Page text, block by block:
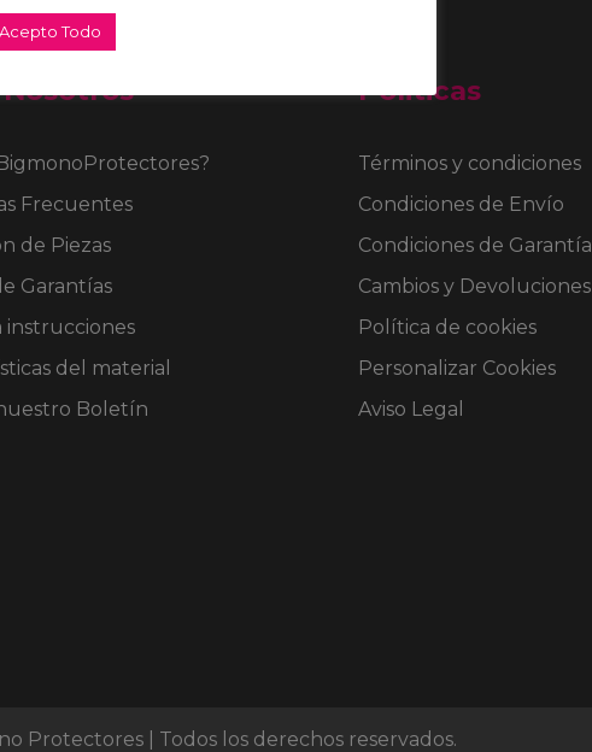
Frecuentes
de Piezas
Garantías
instrucciones
del material
Boletín
Politicas
Términos y condiciones
Condiciones de Envío
Condiciones de Garantía
Cambios y Devoluciones
Política de cookies
Personalizar Cookies
Aviso Legal
Protectores | Todos los derechos reservados.
Acepto Todo